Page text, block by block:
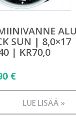
SUN |
| KR70,0
€
LUE LISÄÄ »